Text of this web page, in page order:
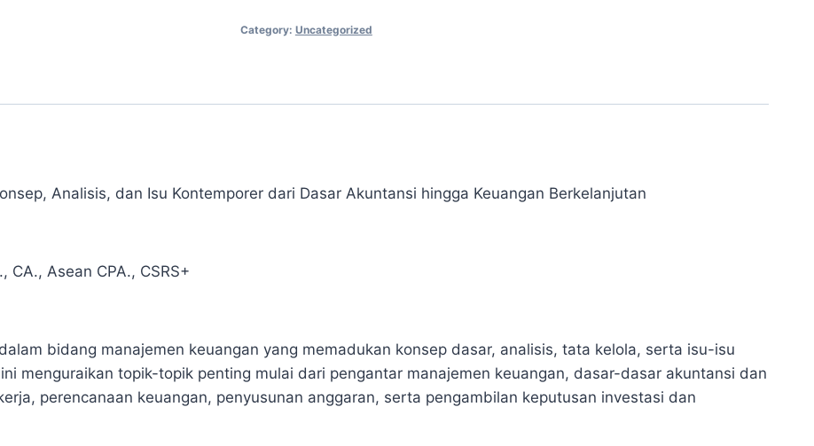
KEUANGAN
dan
Dasar
Category: Uncategorized
Analisis, dan Isu Kontemporer dari Dasar Akuntansi hingga Keuangan Berkelanjutan
CA., Asean CPA., CSRS+
bidang manajemen keuangan yang memadukan konsep dasar, analisis, tata kelola, serta isu-isu
menguraikan topik-topik penting mulai dari pengantar manajemen keuangan, dasar-dasar akuntansi dan
perencanaan keuangan, penyusunan anggaran, serta pengambilan keputusan investasi dan